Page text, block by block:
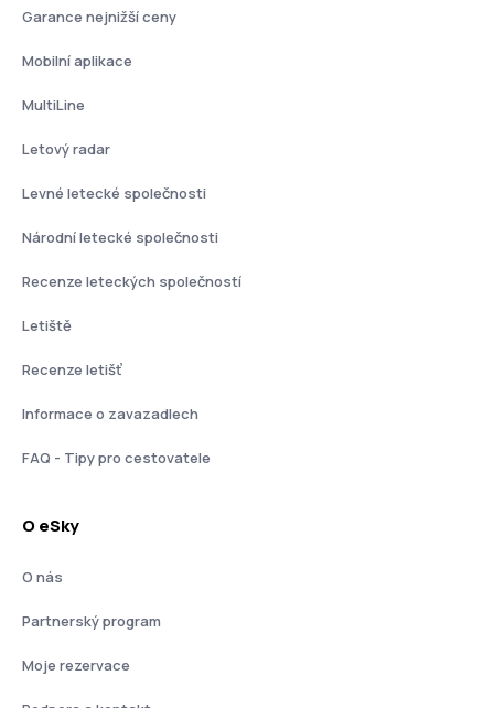
Garance nejnižší ceny
Mobilní aplikace
MultiLine
Letový radar
Levné letecké společnosti
Národní letecké společnosti
Recenze leteckých společností
Letiště
Recenze letišť
Informace o zavazadlech
FAQ - Tipy pro cestovatele
O eSky
O nás
Partnerský program
Moje rezervace